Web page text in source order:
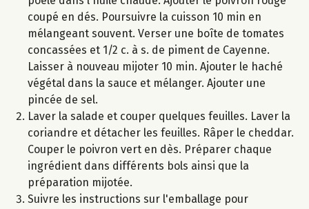
coupé en dés. Poursuivre la cuisson 10 min en
mélangeant souvent. Verser une boîte de tomates
concassées et 1/2 c. à s. de piment de Cayenne.
Laisser à nouveau mijoter 10 min. Ajouter le haché
végétal dans la sauce et mélanger. Ajouter une
pincée de sel.
Laver la salade et couper quelques feuilles. Laver la
coriandre et détacher les feuilles. Râper le cheddar.
Couper le poivron vert en dès. Préparer chaque
ingrédient dans différents bols ainsi que la
préparation mijotée.
Suivre les instructions sur l'emballage pour